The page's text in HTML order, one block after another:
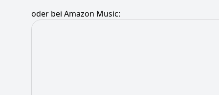
oder bei Amazon Music: